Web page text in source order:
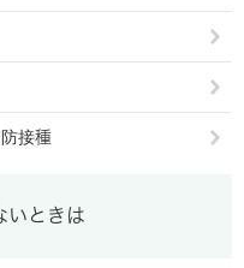
接種
いときは